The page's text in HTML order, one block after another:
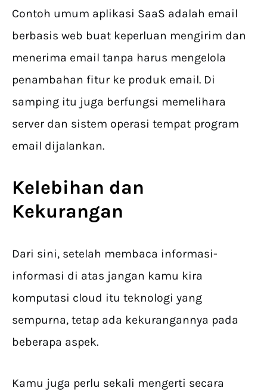
Contoh umum aplikasi SaaS adalah email
berbasis web buat keperluan mengirim dan
menerima email tanpa harus mengelola
penambahan fitur ke produk email. Di
samping itu juga berfungsi memelihara
server dan sistem operasi tempat program
email dijalankan.
Kelebihan dan
Kekurangan
Dari sini, setelah membaca informasi-
informasi di atas jangan kamu kira
komputasi cloud itu teknologi yang
sempurna, tetap ada kekurangannya pada
beberapa aspek.
Kamu juga perlu sekali mengerti secara